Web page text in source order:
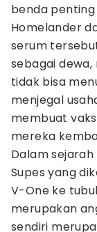
benda
Homelander
serum
sebagai dewa,
tidak bisa
menjegal
membuat
mereka
Dalam sejarah
Supes yang
V-One ke
merupakan
sendiri